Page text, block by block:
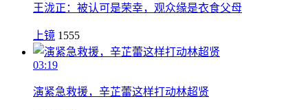
王泷正：被认可是荣幸，观众缘是衣食父母
上镜 1555
03:19
演紧急救援，辛芷蕾这样打动林超贤